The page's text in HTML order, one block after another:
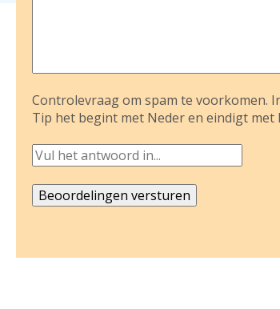
Controlevraag om spam te voorkomen.
Tip het begint met Neder en eindigt met